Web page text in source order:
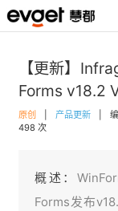
【更新】
Forms v18.2
原创 产品更新
498 次
概述：
Forms发布